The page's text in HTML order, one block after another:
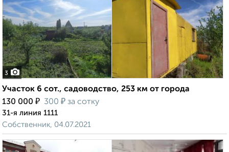
3
Участок 6 сот., садоводство, 253 км от города
130 000 ₽ 300 ₽ за сотку
31-я линия 1111
Собственник, 04.07.2021